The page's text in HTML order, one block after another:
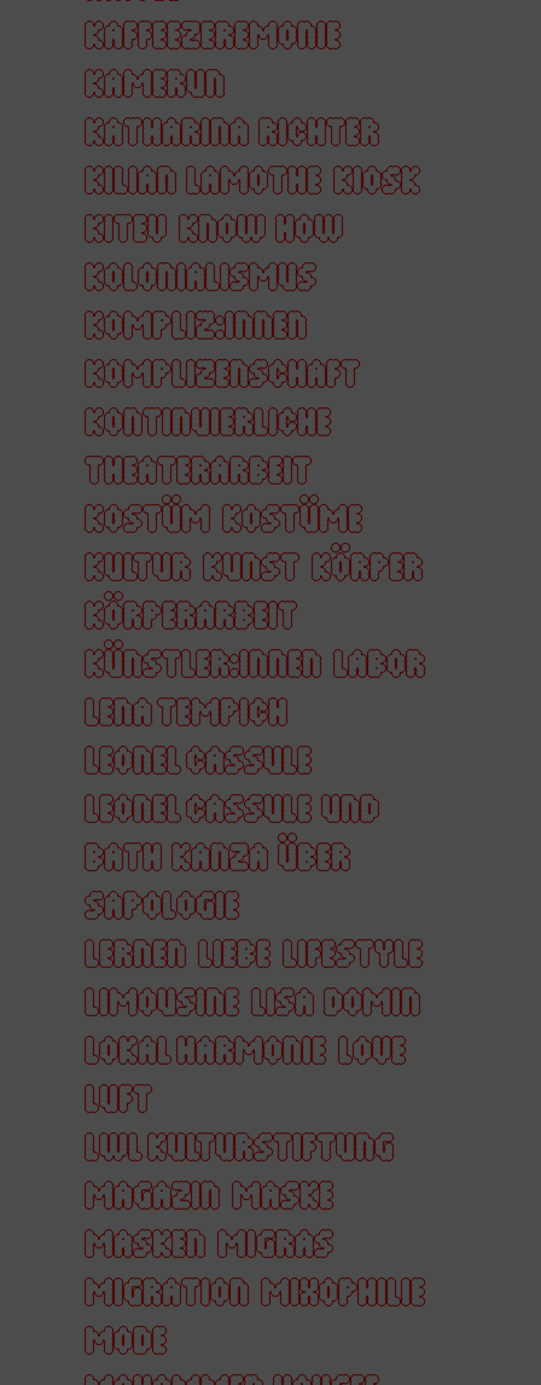
KAFFEEZEREMONIE
KAMERUN
KATHARINA RICHTER
KILIAN LAMOTHE KIOSK
KITEV KNOW HOW
KOLONIALISMUS
KOMPLIZ:INNEN
KOMPLIZENSCHAFT
KONTINUIERLICHE
THEATERARBEIT
KOSTÜM KOSTÜME
KULTUR KUNST KÖRPER
KÖRPERARBEIT
KÜNSTLER:INNEN LABOR
LENA TEMPICH
LEONEL CASSULE
LEONEL CASSULE UND
BATH KANZA ÜBER
SAPOLOGIE
LERNEN LIEBE LIFESTYLE
LIMOUSINE LISA DOMIN
LOKAL HARMONIE LOVE
LUFT
LWL KULTURSTIFTUNG
MAGAZIN MASKE
MASKEN MIGRAS
MIGRATION MIXOPHILIE
MODE